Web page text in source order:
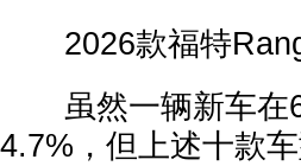
2026款福特
虽然一辆新车在
4.7%，但上述十款